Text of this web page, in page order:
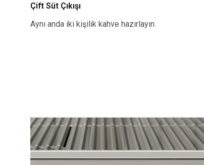
Çift Süt Çıkışı
Aynı anda iki kişilik kahve hazırlayın.